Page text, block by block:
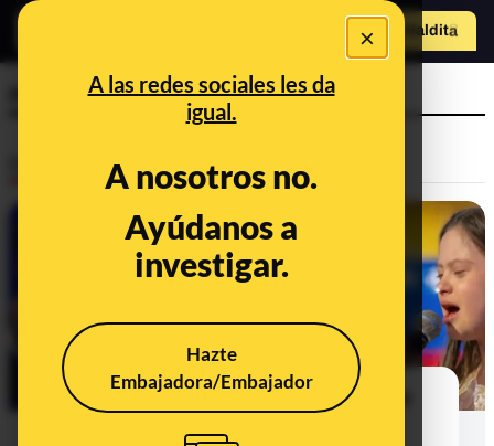
×
A las redes sociales les da
igual.
A nosotros no.
Ayúdanos a
investigar.
Hazte
Embajadora/Embajador
Hazte Maldito
"Niños cantando por Venezuela" en